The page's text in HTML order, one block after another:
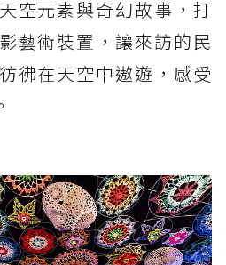
空元素與奇幻故事，打
藝術裝置，讓來訪的民
彿在天空中遨遊，感受